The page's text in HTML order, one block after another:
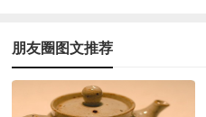
朋友圈图文推荐